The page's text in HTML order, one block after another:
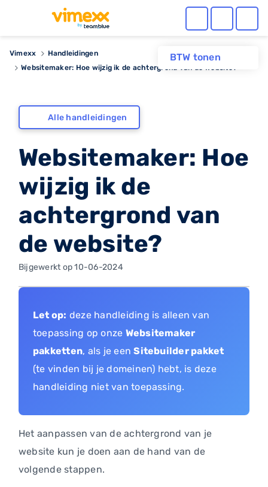
BTW tonen
Vimexx
Handleidingen
Websitemaker: Hoe wijzig ik de achtergrond van de website?
Alle handleidingen
Websitemaker: Hoe
wijzig ik de
achtergrond van
de website?
Bijgewerkt op 10-06-2024
Let op: deze handleiding is alleen van
toepassing op onze Websitemaker
pakketten, als je eenSitebuilder pakket
(te vinden bij je domeinen) hebt, is deze
handleiding niet van toepassing.
Het aanpassen van de achtergrond van je
website kun je doen aan de hand van de
volgende stappen.